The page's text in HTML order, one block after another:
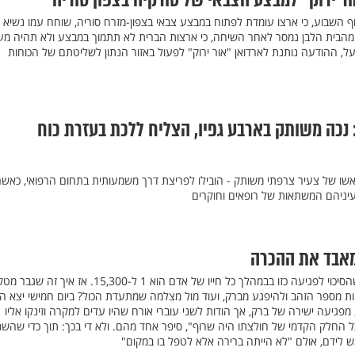
השבוע, כי ארצו עומדת לפתוח במבצע צבאי בצפון-מזרח סוריה, שוחח עמו נשיא
הלבן נמסר לאחר השיחה, כי ארצות הברית לא תתמוך במבצע ולא תהיה
ההודעה נותנת לארדואן "אור ירוק" לפעול באזור הנתון לשליטתם של הכוחות
משותק בארבע גפיו, הצליח ללכת בעזרת כוח
של צעיר צרפתי משותק - הובילו לפריצת דרך משמעותית בתחום הרפואי,
המשתאות של רופאים וחוקרים
את ההכרה
שירות החיזוי האמריקני קבע שהסיכוי לפגיעה כזו בבמהלך כל חייו של אדם הוא 1 ל-15,300. אז
מספר הזהב ולהיפגע מברק, ועוד מול מצלמה שמתעדת הכול? ביום חמישי יצא
ישירה של ברק, אך הודות לשני עוברי אורח שהיו עדים למקרה וזינקו אליו
החלק הקדמי של חולצתו היה שרוף", סיפר אחד מהם. ולא די בכך: תוך כדי
לידם, אולם "לא הייתה ברירה אלא לטפל בו במקום"